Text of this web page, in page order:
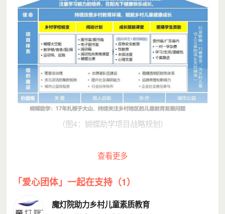
（图4：蝴蝶助学项目战略规划）
截止2023年5月底，蝴蝶助学已陆续在贵州黔东南、粤
西粤北、青海雪域高原等地区21所学校（幼儿园/小学/中
查看更多
「爱心团体」一起在支持（1）
魔灯院助力乡村儿童素质教育